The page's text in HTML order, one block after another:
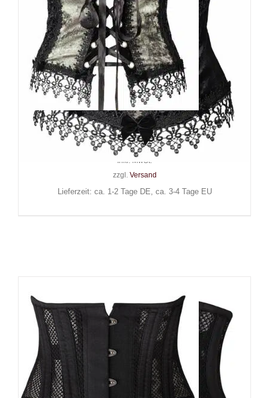
Sinister Taillenmieder Crynara
59,90€
Inkl. MwSt.
zzgl. Versand
Lieferzeit: ca. 1-2 Tage DE, ca. 3-4 Tage EU